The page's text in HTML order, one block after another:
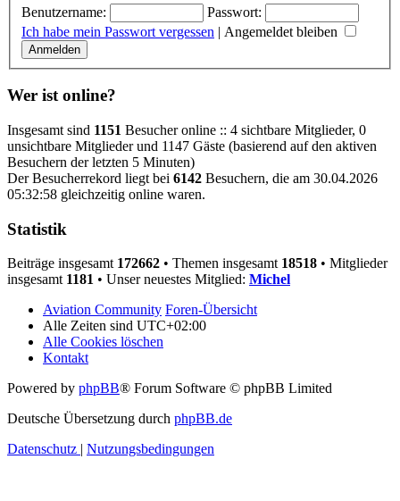
Benutzername:
Passwort:
Ich habe mein Passwort vergessen | Angemeldet bleiben
Wer ist online?
Insgesamt sind 1151 Besucher online :: 4 sichtbare Mitglieder, 0
unsichtbare Mitglieder und 1147 Gäste (basierend auf den aktiven
Besuchern der letzten 5 Minuten)
Der Besucherrekord liegt bei 6142 Besuchern, die am 30.04.2026
05:32:58 gleichzeitig online waren.
Statistik
Beiträge insgesamt 172662 • Themen insgesamt 18518 • Mitglieder
insgesamt 1181 • Unser neuestes Mitglied: Michel
Aviation Community Foren-Übersicht
Alle Zeiten sind UTC+02:00
Alle Cookies löschen
Kontakt
Powered by phpBB® Forum Software © phpBB Limited
Deutsche Übersetzung durch phpBB.de
Datenschutz | Nutzungsbedingungen